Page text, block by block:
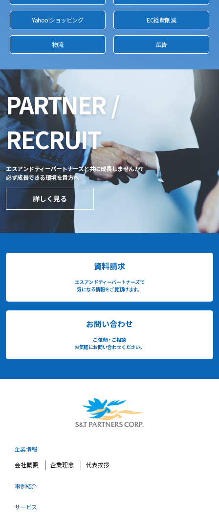
Yahoo!ショッピング EC経費削減
物流 広告
PARTNER /
RECRUIT
エスアンドティーパートナーズと共に成長しませんか?
必ず成長できる環境を貴方へ
詳しく見る
資料請求
エスアンドティーパートナーズで
気になる情報をご覧頂けます。
お問い合わせ
ご依頼・ご相談
お気軽にお問い合わせください。
企業情報
会社概要
企業理念 代表挨拶
事例紹介
サービス